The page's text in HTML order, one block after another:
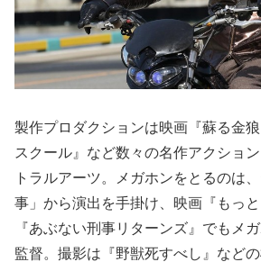
製作プロダクションは映画『蘇る金
スクール』など数々の名作アクショ
トラルアーツ。メガホンをとるのは
事」から演出を手掛け、映画『もっと
『あぶない刑事リターンズ』でもメ
監督。撮影は『野獣死すべし』など